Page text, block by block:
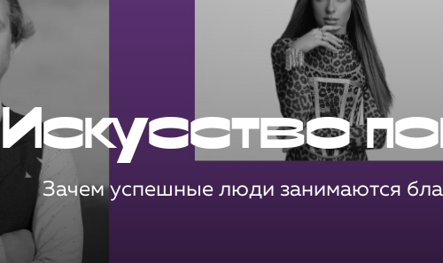
Искусство
Зачем успешные люди занимаются